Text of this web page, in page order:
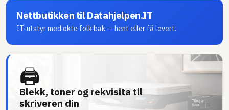
Nettbutikken til Datahjelpen.IT
IT-utstyr med ekte folk bak — hent eller få levert.
🖨
Blekk, toner og rekvisita til
skriveren din